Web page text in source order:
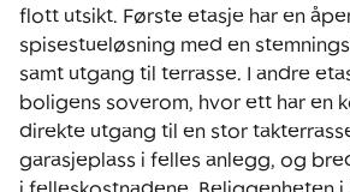
flott utsikt. Første etasje har en
spisestueløsning med en
samt utgang til terrasse. I andre
boligens soverom, hvor ett har en
direkte utgang til en stor
garasjeplass i felles anlegg, og